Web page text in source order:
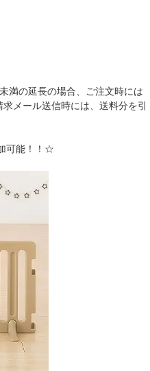
満の延長の場合、ご注文時には
メール送信時には、送料分を引
可能！！☆